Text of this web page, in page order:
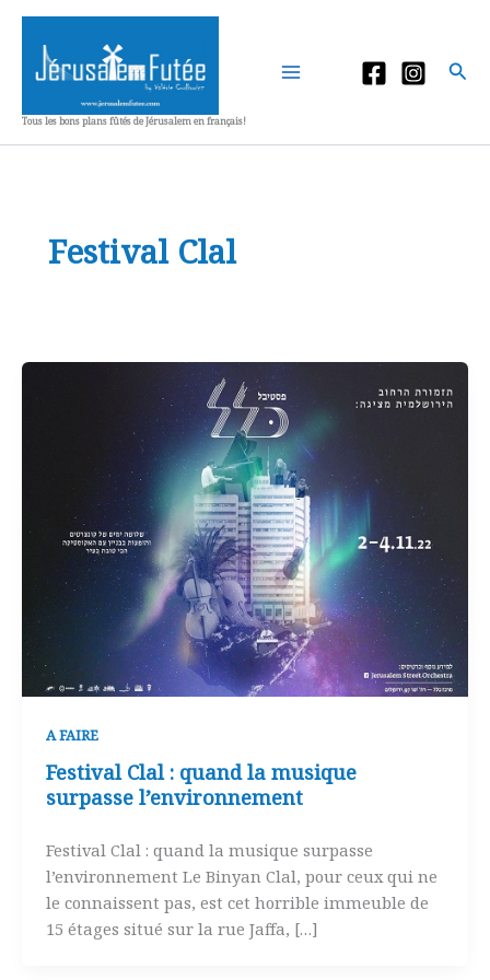
Aller
contenu
Tous les bons plans fûtés de Jérusalem en français!
Festival Clal
A FAIRE
Festival Clal : quand la musique
surpasse l’environnement
Festival Clal : quand la musique surpasse
l’environnement Le Binyan Clal, pour ceux qui ne
le connaissent pas, est cet horrible immeuble de
15 étages situé sur la rue Jaffa, […]